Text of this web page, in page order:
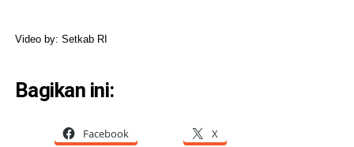
Video by: Setkab RI
Bagikan ini:
Facebook X